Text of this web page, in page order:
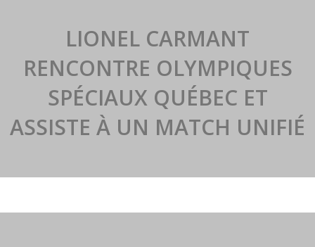
LIONEL CARMANT
RENCONTRE OLYMPIQUES
SPÉCIAUX QUÉBEC ET
ASSISTE À UN MATCH UNIFIÉ